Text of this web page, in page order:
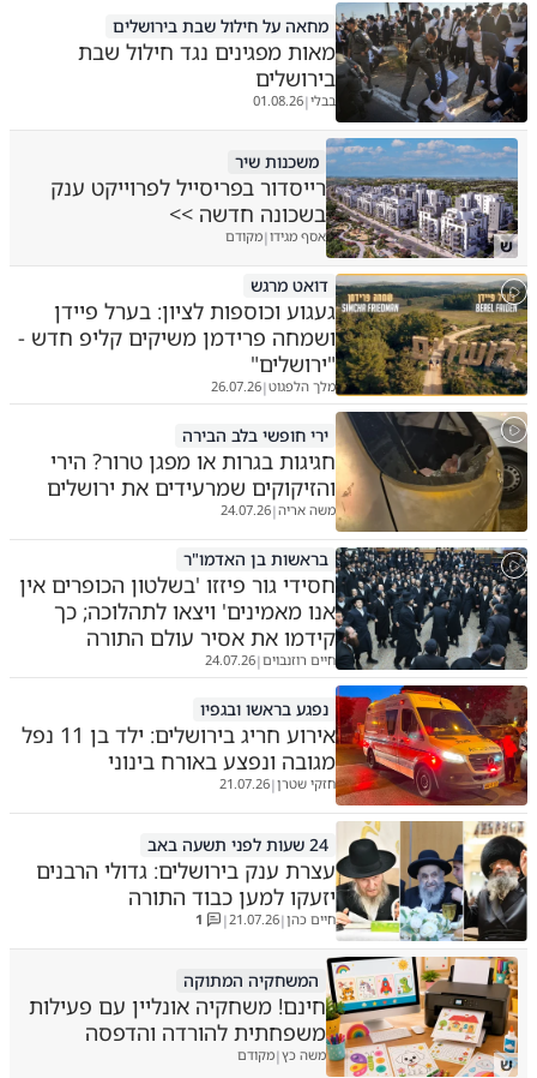
מחאה על חילול שבת בירושלים
מאות מפגינים נגד חילול שבת
בירושלים
בבלי|
01.08.26
ש
משכנות שיר
רייסדור בפריסייל לפרוייקט ענק
בשכונה חדשה >>
אסף מגידו|מקודם
דואט מרגש
געגוע וכוספות לציון: בערל פיידן
ושמחה פרידמן משיקים קליפ חדש -
"ירושלים"
מלך הלפגוט|
26.07.26
ירי חופשי בלב הבירה
חגיגות בגרות או מפגן טרור? הירי
והזיקוקים שמרעידים את ירושלים
משה אריה|
24.07.26
בראשות בן האדמו"ר
חסידי גור פיזזו 'בשלטון הכופרים אין
אנו מאמינים' ויצאו לתהלוכה; כך
קידמו את אסיר עולם התורה
חיים רוזנבוים|
24.07.26
נפגע בראשו ובגפיו
אירוע חריג בירושלים: ילד בן 11 נפל
מגובה ונפצע באורח בינוני
חזקי שטרן|
21.07.26
24 שעות לפני תשעה באב
עצרת ענק בירושלים: גדולי הרבנים
יזעקו למען כבוד התורה
חיים כהן|
21.07.26
|
1
ש
המשחקיה המתוקה
חינם! משחקיה אונליין עם פעילות
משפחתית להורדה והדפסה
משה כץ|מקודם